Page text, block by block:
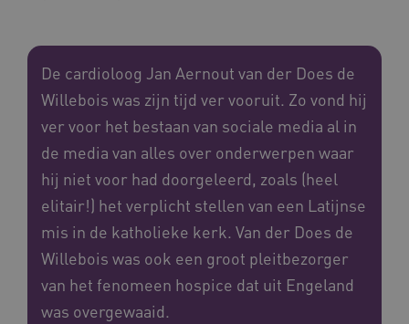
De cardioloog Jan Aernout van der Does de
Willebois was zijn tijd ver vooruit. Zo vond hij
ver voor het bestaan van sociale media al in
de media van alles over onderwerpen waar
hij niet voor had doorgeleerd, zoals (heel
elitair!) het verplicht stellen van een Latijnse
mis in de katholieke kerk. Van der Does de
Willebois was ook een groot pleitbezorger
van het fenomeen hospice dat uit Engeland
was overgewaaid.